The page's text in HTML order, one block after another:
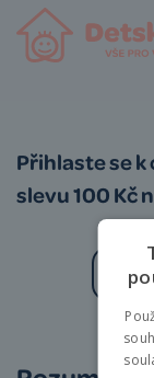
Přihlaste se
slevu 100 Kč